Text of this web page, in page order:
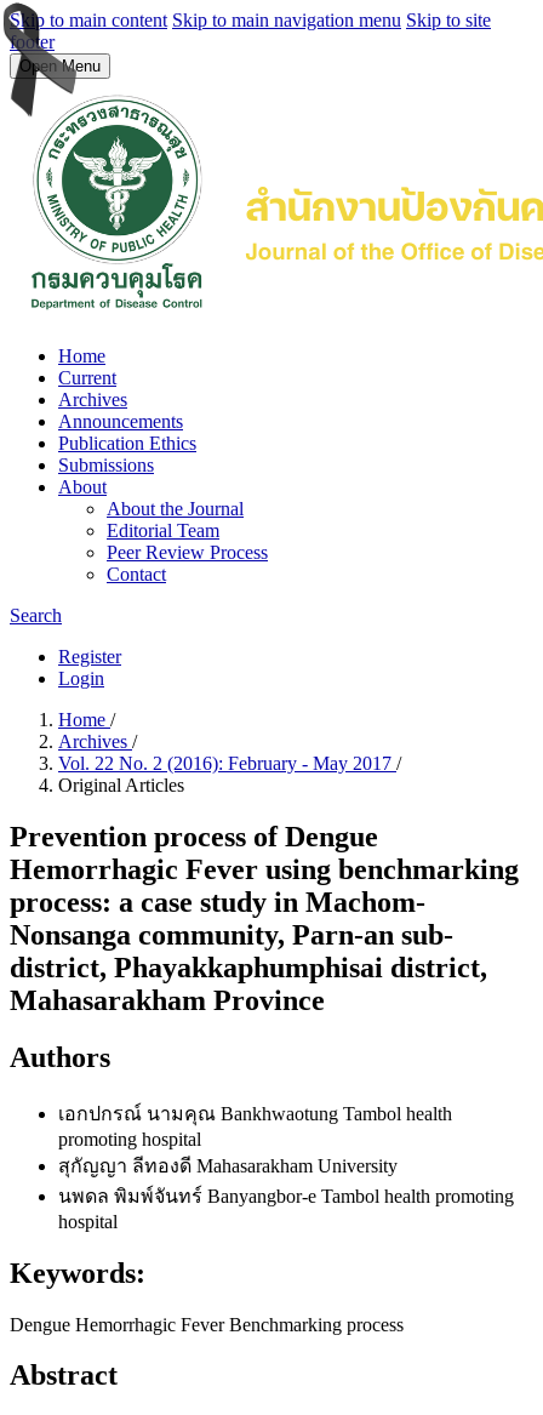
Skip to main content Skip to main navigation menu Skip to site
footer
Open Menu
Home
Current
Archives
Announcements
Publication Ethics
Submissions
About
About the Journal
Editorial Team
Peer Review Process
Contact
Search
Register
Login
Home /
Archives /
Vol. 22 No. 2 (2016): February - May 2017 /
Original Articles
Prevention process of Dengue
Hemorrhagic Fever using benchmarking
process: a case study in Machom-
Nonsanga community, Parn-an sub-
district, Phayakkaphumphisai district,
Mahasarakham Province
Authors
เอกปกรณ์ นามคุณ Bankhwaotung Tambol health
promoting hospital
สุกัญญา ลีทองดี Mahasarakham University
นพดล พิมพ์จันทร์ Banyangbor-e Tambol health promoting
hospital
Keywords:
Dengue Hemorrhagic Fever Benchmarking process
Abstract